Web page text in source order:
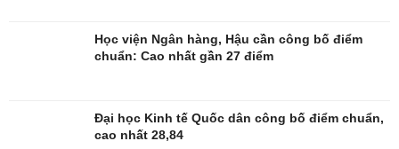
Học viện Ngân hàng, Hậu cần công bố điểm
chuẩn: Cao nhất gần 27 điểm
Đại học Kinh tế Quốc dân công bố điểm chuẩn,
cao nhất 28,84